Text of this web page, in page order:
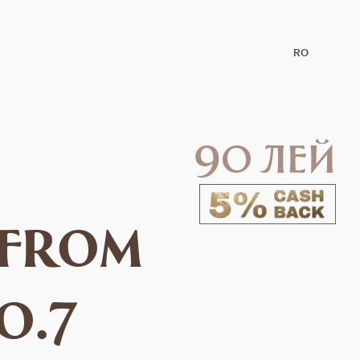
RO
90 лей